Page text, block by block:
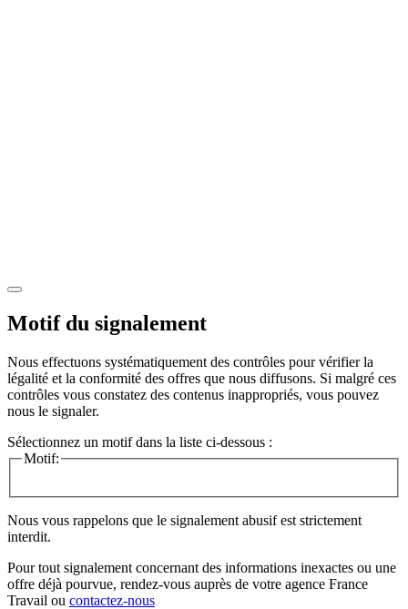
Motif du signalement
Nous effectuons systématiquement des contrôles pour vérifier la
légalité et la conformité des offres que nous diffusons. Si malgré ces
contrôles vous constatez des contenus inappropriés, vous pouvez
nous le signaler.
Sélectionnez un motif dans la liste ci-dessous :
Motif:
Nous vous rappelons que le signalement abusif est strictement
interdit.
Pour tout signalement concernant des informations inexactes ou une
offre déjà pourvue, rendez-vous auprès de votre agence France
Travail ou contactez-nous